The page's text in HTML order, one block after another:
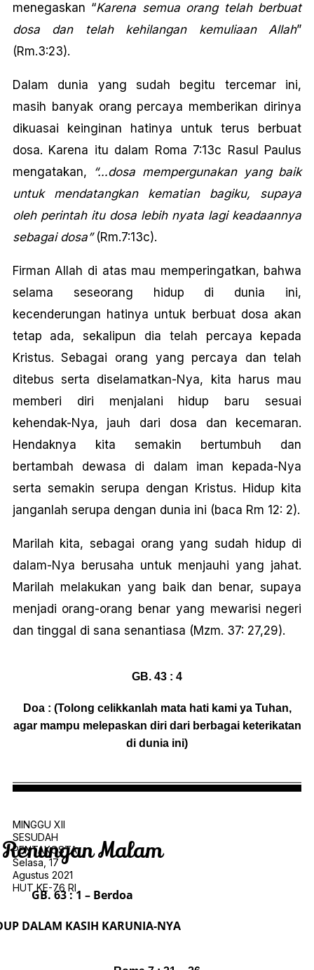
menegaskan “Karena semua orang telah berbuat
dosa dan telah kehilangan kemuliaan Allah”
(Rm.3:23).
Dalam dunia yang sudah begitu tercemar ini,
masih banyak orang percaya memberikan dirinya
dikuasai keinginan hatinya untuk terus berbuat
dosa. Karena itu dalam Roma 7:13c Rasul Paulus
mengatakan,
“…dosa mempergunakan yang baik
untuk mendatangkan kematian bagiku, supaya
oleh perintah itu dosa lebih nyata lagi keadaannya
sebagai dosa”(Rm.7:13c).
Firman Allah di atas mau memperingatkan, bahwa
selama seseorang hidup di dunia ini,
kecenderungan hatinya untuk berbuat dosa akan
tetap ada, sekalipun dia telah percaya kepada
Kristus. Sebagai orang yang percaya dan telah
ditebus serta diselamatkan-Nya, kita harus mau
memberi diri menjalani hidup baru sesuai
kehendak-Nya, jauh dari dosa dan kecemaran.
Hendaknya kita semakin bertumbuh dan
bertambah dewasa di dalam iman kepada-Nya
serta semakin serupa dengan Kristus. Hidup kita
janganlah serupa dengan dunia ini (baca Rm 12: 2).
Marilah kita, sebagai orang yang sudah hidup di
dalam-Nya berusaha untuk menjauhi yang jahat.
Marilah melakukan yang baik dan benar, supaya
menjadi orang-orang benar yang mewarisi negeri
dan tinggal di sana senantiasa (Mzm. 37: 27,29).
GB. 43 : 4
Doa : (Tolong celikkanlah mata hati kami ya Tuhan,
agar mampu melepaskan diri dari berbagai keterikatan
di dunia ini)
MINGGU XII
SESUDAH
PENTAKOSTA
Selasa, 17
Agustus 2021
HUT KE-76 RI
Renungan Malam
GB. 63 : 1 – Berdoa
DALAM KASIH KARUNIA-NYA